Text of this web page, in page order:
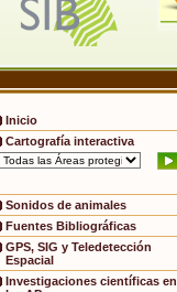
Inicio
Cartografía interactiva
Sonidos de animales
Fuentes Bibliográficas
GPS, SIG y Teledetección
Espacial
Investigaciones científicas en